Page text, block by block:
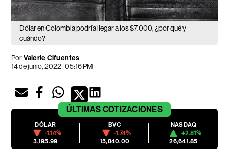
Dólar en Colombia podría llegar a los $7.000, ¿por qué y
cuándo?
PorValerie Cifuentes
14 de junio, 2022 | 05:16 PM
ÚLTIMAS COTIZACIONES
DÓLAR
-1.14%
3,195.99
BVC
-1.74%
15,840.00
NASDAQ
+2.81%
26,641.85